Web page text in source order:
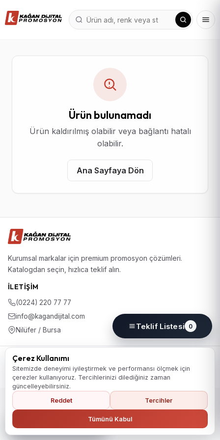
Ürün bulunamadı
Ürün kaldırılmış olabilir veya bağlantı hatalı
olabilir.
Ana Sayfaya Dön
Kurumsal markalar için premium promosyon çözümleri.
Katalogdan seçin, hızlıca teklif alın.
İLETIŞIM
(0224) 220 77 77
info@kagandijital.com
Nilüfer / Bursa
© 2026 KD Promosyon. Tüm hakları saklıdır.
KoleksiyonHakkımızdaİletişimKVKK Aydınlatma Metni
Gizlilik PolitikasıÇerez PolitikasıÇerez Tercihleri
Ana Sayfaya Dön
Teklif Listesi 0
Çerez Kullanımı
Sitemizde deneyimi iyileştirmek ve performansı ölçmek için
çerezler kullanıyoruz. Tercihlerinizi dilediğiniz zaman
güncelleyebilirsiniz.
Reddet
Tercihler
Tümünü Kabul